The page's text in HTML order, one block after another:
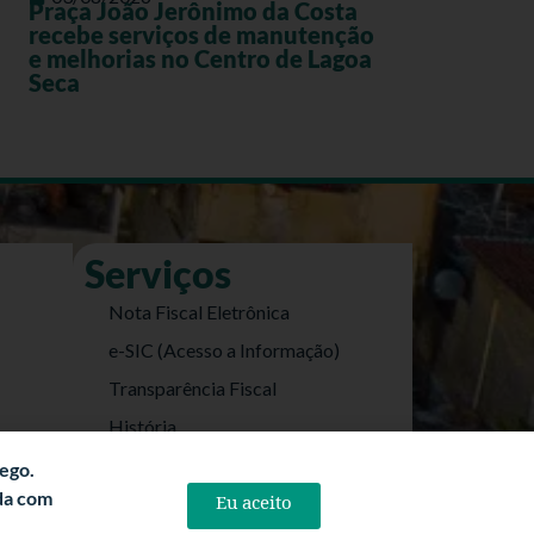
Praça João Jerônimo da Costa
recebe serviços de manutenção
e melhorias no Centro de Lagoa
Seca
Serviços
Nota Fiscal Eletrônica
e-SIC (Acesso a Informação)
Transparência Fiscal
História
Politica de Privacidade
com
Eu aceito